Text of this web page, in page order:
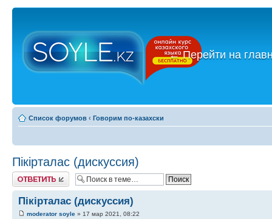
←Перейти на
Список форумов ‹ Говорим по-казахски
Пікірталас (дискуссия)
Ответить
Пікірталас (дискуссия)
moderator soyle » 17 мар 2021, 08:22